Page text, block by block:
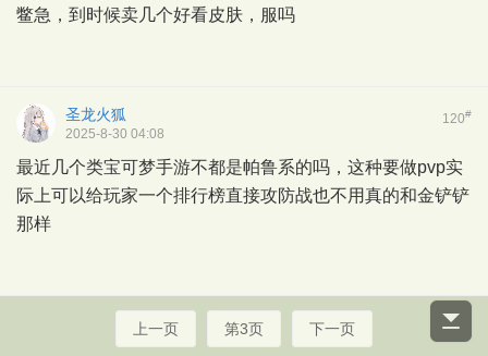
鳖急，到时候卖几个好看皮肤，服吗
120#
圣龙火狐
2025-8-30 04:08
最近几个类宝可梦手游不都是帕鲁系的吗，这种要做pvp实
际上可以给玩家一个排行榜直接攻防战也不用真的和金铲铲
那样
上一页 第3页 下一页